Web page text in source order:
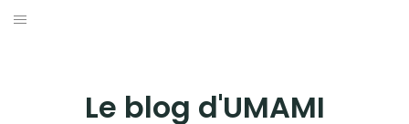
Aller
Le blog d'UMAMI